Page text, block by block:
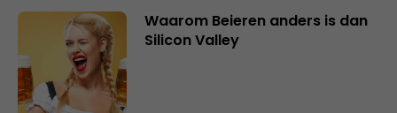
Waarom Beieren anders is dan
Silicon Valley